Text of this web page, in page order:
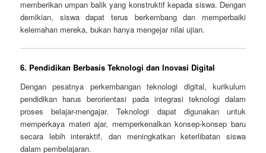
memberikan umpan balik yang konstruktif kepada siswa. Dengan
demikian, siswa dapat terus berkembang dan memperbaiki
kelemahan mereka, bukan hanya mengejar nilai ujian.
6. Pendidikan Berbasis Teknologi dan Inovasi Digital
Dengan pesatnya perkembangan teknologi digital, kurikulum
pendidikan harus berorientasi pada integrasi teknologi dalam
proses belajar-mengajar. Teknologi dapat digunakan untuk
memperkaya materi ajar, memperkenalkan konsep-konsep baru
secara lebih interaktif, dan meningkatkan keterlibatan siswa
dalam pembelajaran.